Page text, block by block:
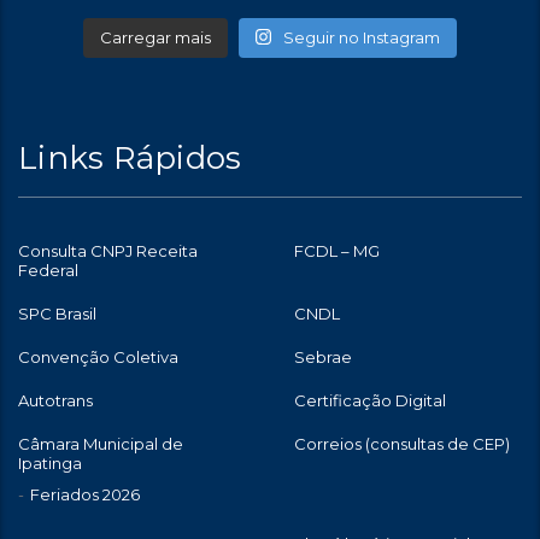
Carregar mais Seguir no Instagram
Links Rápidos
Consulta CNPJ Receita
Federal
FCDL – MG
SPC Brasil CNDL
Convenção Coletiva Sebrae
Autotrans Certificação Digital
Câmara Municipal de
Ipatinga
Feriados 2026
Correios (consultas de CEP)